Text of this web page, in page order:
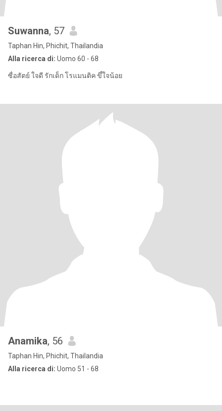
Suwanna, 57
Taphan Hin, Phichit, Thailandia
Alla ricerca di: Uomo 60 - 68
ซื่อสัตย์ ใจดี รักเด็ก โรแมนติค ขึ้ใจน้อย
Anamika, 56
Taphan Hin, Phichit, Thailandia
Alla ricerca di: Uomo 51 - 68